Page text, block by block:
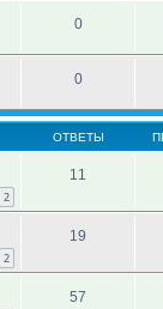
0
0
ОТВЕТЫ
2
11
2
19
57